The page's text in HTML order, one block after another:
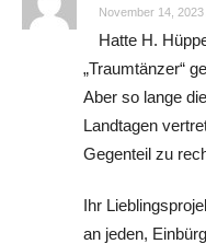
November 14, 2023
Hatte H.
„Traumtänzer“
Aber so lange
Landtagen
Gegenteil zu
Ihr
an jeden,